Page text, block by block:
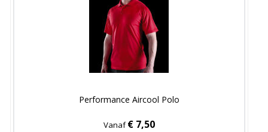
Performance Aircool Polo
Vanaf€ 7,50